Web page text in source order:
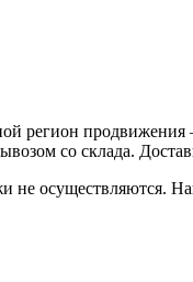
регион
со склада.
осуществляются.